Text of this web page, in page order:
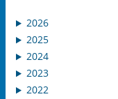
2026
2025
2024
2023
2022